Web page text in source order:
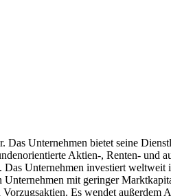
Unternehmen bietet seine
Aktien-, Renten-
Unternehmen investiert
mit geringer
Es wendet